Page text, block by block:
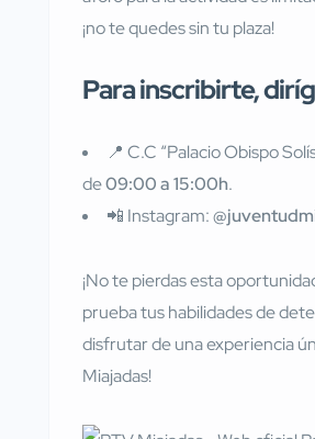
¡no te quedes sin tu plaza!
Para inscribirte,
📍 C.C “Palacio Obispo
de09:00 a 15:00h.
📲 Instagram:
¡No te pierdas esta
prueba tus habilidades de
disfrutar de una experiencia
Miajadas!